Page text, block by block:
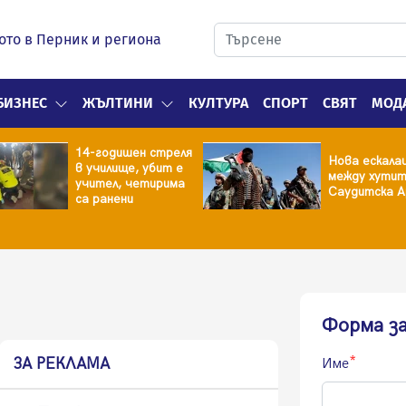
в Перник и региона
ЖЪЛТИНИ КУЛТУРА СПОРТ СВЯТ
14-годишен стреля
в училище, убит е
учител, четирима
са ранени
Нова
между
Саудитска
ЗА РЕКЛАМА
Форма
Име